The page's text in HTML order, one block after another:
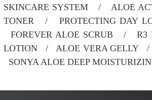
SKINCARE SYSTEM / ALOE
TONER / PROTECTING DAY
FOREVER ALOE SCRUB /
LOTION / ALOE VERA GELLY
SONYA ALOE DEEP